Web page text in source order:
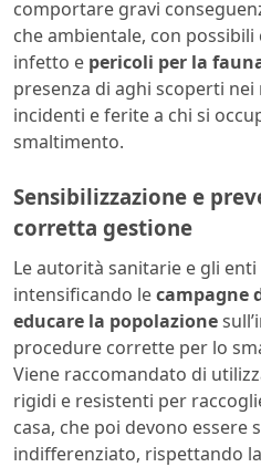
comportare gravi
che ambientale, con
infetto e pericoli per la
presenza di aghi scoperti
incidenti e ferite a chi si
smaltimento.
Sensibilizzazione e
corretta gestione
Le autorità sanitarie e gli
intensificando lecampagne
educare la popolazione
procedure corrette per lo
Viene raccomandato di
rigidi e resistenti per
casa, che poi devono
indifferenziato, rispettando